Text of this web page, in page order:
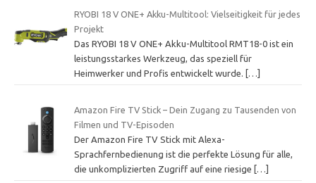
RYOBI 18 V ONE+ Akku-Multitool: Vielseitigkeit für jedes
Projekt
Das RYOBI 18 V ONE+ Akku-Multitool RMT18-0 ist ein
leistungsstarkes Werkzeug, das speziell für
Heimwerker und Profis entwickelt wurde.
[…]
Amazon Fire TV Stick – Dein Zugang zu Tausenden von
Filmen und TV-Episoden
Der Amazon Fire TV Stick mit Alexa-
Sprachfernbedienung ist die perfekte Lösung für alle,
die unkomplizierten Zugriff auf eine riesige […]